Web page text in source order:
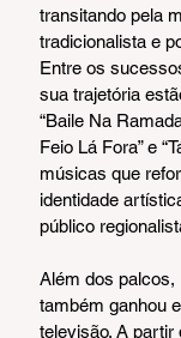
transitando pela
tradicionalista e
Entre os
sua trajetória
“Baile Na
Feio Lá Fora” e
músicas que
identidade
público
Além dos palcos,
também ganhou
televisão. A partir